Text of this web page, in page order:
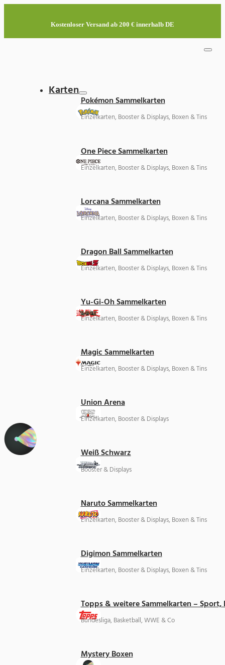
Kostenloser Versand ab 200 € innerhalb DE
Karten
Pokémon Sammelkarten
Einzelkarten, Booster & Displays, Boxen & Tins
One Piece Sammelkarten
Einzelkarten, Booster & Displays, Boxen & Tins
Lorcana Sammelkarten
Einzelkarten, Booster & Displays, Boxen & Tins
Dragon Ball Sammelkarten
Einzelkarten, Booster & Displays, Boxen & Tins
Yu-Gi-Oh Sammelkarten
Einzelkarten, Booster & Displays, Boxen & Tins
Magic Sammelkarten
Einzelkarten, Booster & Displays, Boxen & Tins
Union Arena
Einzelkarten, Booster & Displays
Weiß Schwarz
Booster & Displays
Naruto Sammelkarten
Einzelkarten, Booster & Displays, Boxen & Tins
Digimon Sammelkarten
Einzelkarten, Booster & Displays, Boxen & Tins
Topps & weitere Sammelkarten –
Bundesliga, Basketball, WWE & Co
Mystery Boxen